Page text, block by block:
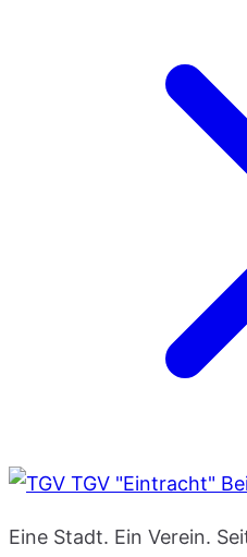
TGV "Eintracht"
Eine Stadt. Ein Verein.